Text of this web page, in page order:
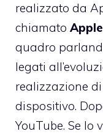
realizzato da
chiamato
quadro
legati
realizzazione
dispositivo.
YouTube. Se lo